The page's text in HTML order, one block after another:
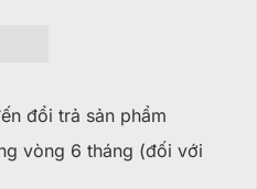
đổi trả sản phẩm
vòng 6 tháng (đối với